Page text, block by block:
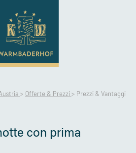
> Offerte & Prezzi > Prezzi & Vantaggi
con prima